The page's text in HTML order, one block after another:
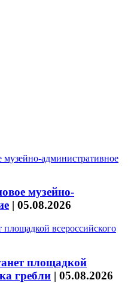
музейно-
| 05.08.2026
площадкой
гребли | 05.08.2026